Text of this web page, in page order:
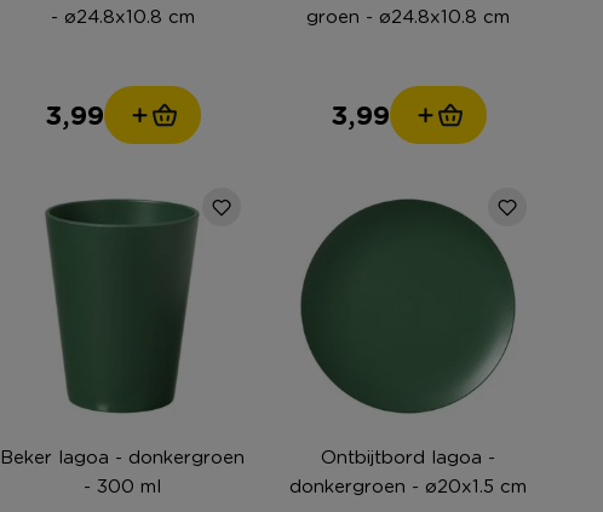
- ø24.8x10.8 cm
3,99
groen - ø24.8x10.8 cm
3,99
Beker lagoa - donkergroen
- 300 ml
Ontbijtbord lagoa -
donkergroen - ø20x1.5 cm